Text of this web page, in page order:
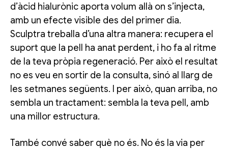
d’àcid hialurònic aporta volum allà on s’injecta,
amb un efecte visible des del primer dia.
Sculptra treballa d’una altra manera: recupera el
suport que la pell ha anat perdent, i ho fa al ritme
de la teva pròpia regeneració. Per això el resultat
no es veu en sortir de la consulta, sinó al llarg de
les setmanes següents. I per això, quan arriba, no
sembla un tractament: sembla la teva pell, amb
una millor estructura.
També convé saber què no és. No és la via per